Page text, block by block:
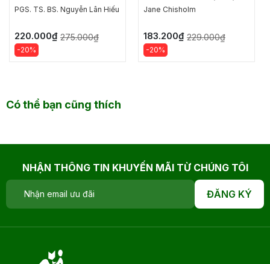
PGS. TS. BS. Nguyễn Lân Hiếu
220.000₫ 275.000₫
-20%
Jane Chisholm
183.200₫ 229.000₫
-20%
Có thể bạn cũng thích
NHẬN THÔNG TIN KHUYẾN MÃI TỪ CHÚNG TÔI
ĐĂNG KÝ